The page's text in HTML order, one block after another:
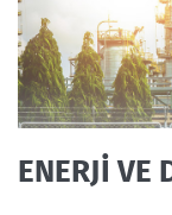
ENERJİ VE